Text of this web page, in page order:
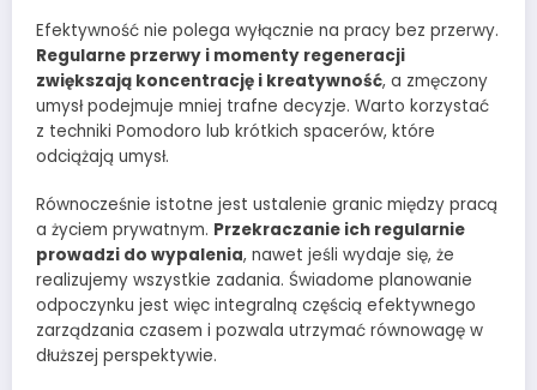
Efektywność nie polega wyłącznie na pracy bez przerwy.
Regularne przerwy i momenty regeneracji
zwiększają koncentrację i kreatywność, a zmęczony
umysł podejmuje mniej trafne decyzje. Warto korzystać
z techniki Pomodoro lub krótkich spacerów, które
odciążają umysł.
Równocześnie istotne jest ustalenie granic między pracą
a życiem prywatnym. Przekraczanie ich regularnie
prowadzi do wypalenia, nawet jeśli wydaje się, że
realizujemy wszystkie zadania. Świadome planowanie
odpoczynku jest więc integralną częścią efektywnego
zarządzania czasem i pozwala utrzymać równowagę w
dłuższej perspektywie.